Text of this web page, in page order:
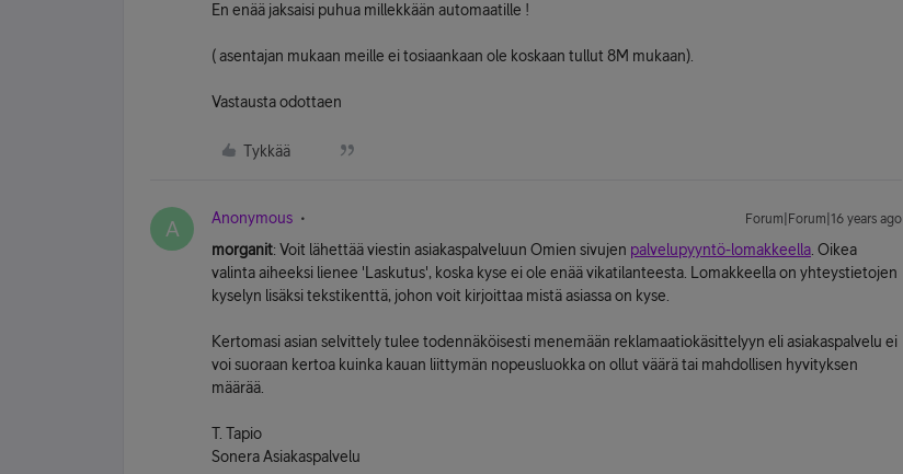
En enää jaksaisi puhua millekkään automaatille !
( asentajan mukaan meille ei tosiaankaan ole koskaan tullut 8M mukaan).
Vastausta odottaen
Tykkää
A Anonymous Forum|Forum|16 years ago
morganit: Voit lähettää viestin asiakaspalveluun Omien sivujen palvelupyyntö-lomakkeella . Oikea
valinta aiheeksi lienee 'Laskutus', koska kyse ei ole enää vikatilanteesta. Lomakkeella on yhteystietojen
kyselyn lisäksi tekstikenttä, johon voit kirjoittaa mistä asiassa on kyse.
Kertomasi asian selvittely tulee todennäköisesti menemään reklamaatiokäsittelyyn eli asiakaspalvelu ei
voi suoraan kertoa kuinka kauan liittymän nopeusluokka on ollut väärä tai mahdollisen hyvityksen
määrää.
T. Tapio
Sonera Asiakaspalvelu